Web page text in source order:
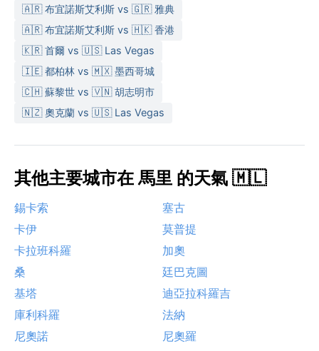
🇦🇷 布宜諾斯艾利斯 vs 🇬🇷 雅典
🇦🇷 布宜諾斯艾利斯 vs 🇭🇰 香港
🇰🇷 首爾 vs 🇺🇸 Las Vegas
🇮🇪 都柏林 vs 🇲🇽 墨西哥城
🇨🇭 蘇黎世 vs 🇻🇳 胡志明市
🇳🇿 奧克蘭 vs 🇺🇸 Las Vegas
其他主要城市在 馬里 的天氣 🇲🇱
錫卡索
塞古
卡伊
莫普提
卡拉班科羅
加奧
桑
廷巴克圖
基塔
迪亞拉科羅吉
庫利科羅
法納
尼奧諾
尼奧羅